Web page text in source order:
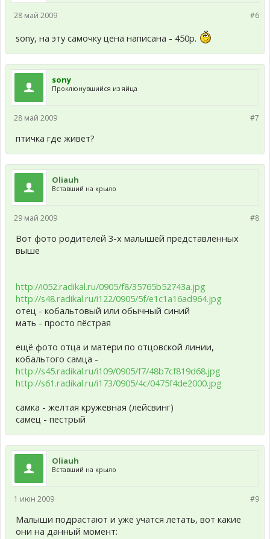
#6
28 май 2009
sony, на эту самочку цена написана - 450р.
sony
Проклюнувшийся из яйца
#7
28 май 2009
птичка где живет?
Oliauh
Вставший на крыло
#8
29 май 2009
Вот фото родителей 3-х малышей представленных
выше
http://i052.radikal.ru/0905/f8/35765b52743a.jpg
http://s48.radikal.ru/i122/0905/5f/e1c1a16ad964.jpg
отец - кобальтовый или обычный синий
мать - просто пёстрая
ещё фото отца и матери по отцовской линии,
кобальтого самца -
http://s45.radikal.ru/i109/0905/f7/48b7cf819d68.jpg
http://s61.radikal.ru/i173/0905/4c/0475f4de2000.jpg
самка - желтая кружевная (лейсвинг)
самец - пестрый
Oliauh
Вставший на крыло
#9
1 июн 2009
Малыши подрастают и уже учатся летать, вот какие
они на данный момент: